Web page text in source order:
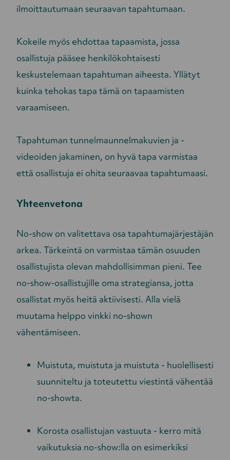
ilmoittautumaan seuraavan tapahtumaan.
Kokeile myös ehdottaa tapaamista, jossa
osallistuja pääsee henkilökohtaisesti
keskustelemaan tapahtuman aiheesta. Yllätyt
kuinka tehokas tapa tämä on tapaamisten
varaamiseen.
Tapahtuman tunnelmaunnelmakuvien ja -
videoiden jakaminen, on hyvä tapa varmistaa
että osallistuja ei ohita seuraavaa tapahtumaasi.
Yhteenvetona
No-show on valitettava osa tapahtumajärjestäjän
arkea. Tärkeintä on varmistaa tämän osuuden
osallistujista olevan mahdollisimman pieni. Tee
no-show-osallistujille oma strategiansa, jotta
osallistat myös heitä aktiivisesti. Alla vielä
muutama helppo vinkki no-shown
vähentämiseen.
Muistuta, muistuta ja muistuta - huolellisesti
suunniteltu ja toteutettu viestintä vähentää
no-showta.
Korosta osallistujan vastuuta - kerro mitä
vaikutuksia no-show:lla on esimerkiksi